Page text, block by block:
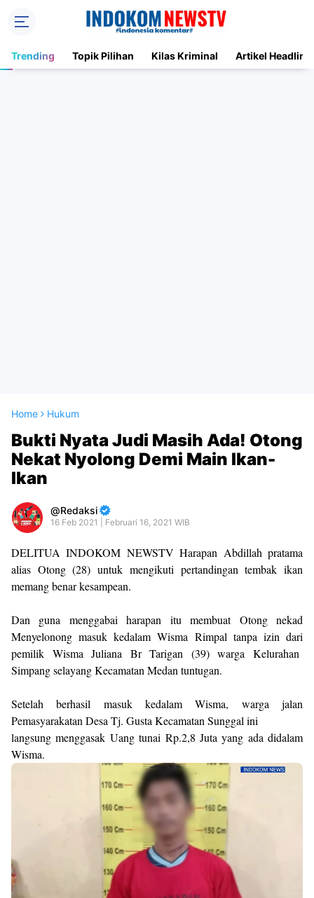
Trending Topik Pilihan Kilas Kriminal Artikel Headline
Home Hukum
Bukti Nyata Judi Masih Ada! Otong
Nekat Nyolong Demi Main Ikan-
Ikan
Redaksi
16 Feb 2021 | Februari 16, 2021 WIB
DELITUA INDOKOM NEWSTV Harapan Abdillah pratama
alias Otong (28) untuk mengikuti pertandingan tembak ikan
memang benar kesampean.
Dan guna menggabai harapan itu membuat Otong nekad
Menyelonong masuk kedalam Wisma Rimpal tanpa izin dari
pemilik Wisma Juliana Br Tarigan (39) warga Kelurahan
Simpang selayang Kecamatan Medan tuntugan.
Setelah berhasil masuk kedalam Wisma, warga jalan
Pemasyarakatan Desa Tj. Gusta Kecamatan Sunggal ini
langsung menggasak Uang tunai Rp.2,8 Juta yang ada didalam
Wisma.